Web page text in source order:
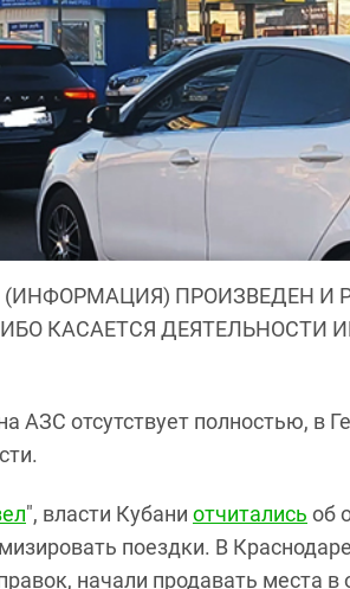
ПРОИЗВЕДЕН И
КАСАЕТСЯ ДЕЯТЕЛЬНОСТИ
АЗС отсутствует полностью, в
", власти Кубани отчитались об
поездки. В
начали продавать места